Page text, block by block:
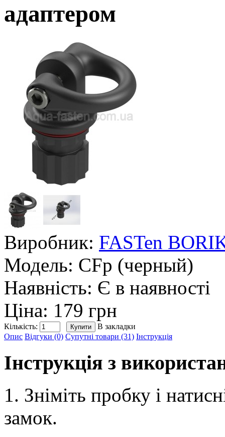
адаптером
Виробник: FASTen
Модель: CFp (черный)
Наявність: Є в наявності
Ціна: 179 грн
Кількість:
В закладки
Опис Відгуки (0) Супутні товари (31) Інструкція
Інструкція з
1. Зніміть пробку і
замок.